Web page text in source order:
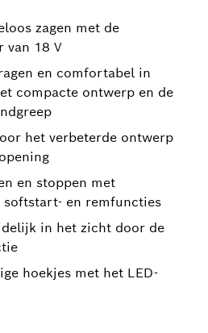
zagen met de
van 18 V
en comfortabel in
compacte ontwerp en de
het verbeterde ontwerp
en stoppen met
softstart- en remfuncties
in het zicht door de
hoekjes met het LED-